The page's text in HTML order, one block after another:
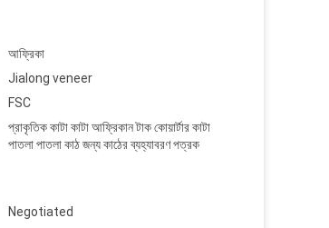
আফ্রিকা
Jialong veneer
FSC
প্রাকৃতিক কাটা কাটা আফ্রিকান টাক কোয়ার্টার কাটা
পাতলা পাতলা কাঠ জন্য কাঠের ব্যহ্যাবরণ পত্রক
Negotiated